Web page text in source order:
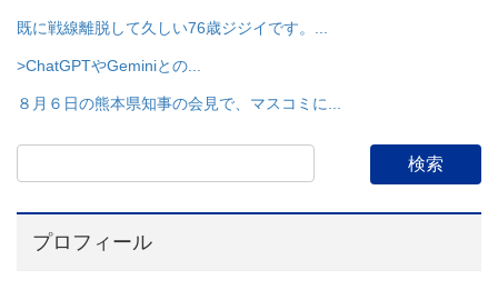
既に戦線離脱して久しい76歳ジジイです。...
>ChatGPTやGeminiとの...
８月６日の熊本県知事の会見で、マスコミに...
プロフィール